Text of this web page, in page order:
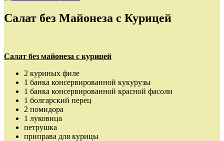
Салат без Майонеза с Курицей
Салат без майонеза с курицей
2 куриных филе
1 банка консервированной кукурузы
1 банка консервированной красной фасоли
1 болгарский перец
2 помидора
1 луковица
петрушка
приправа для курицы